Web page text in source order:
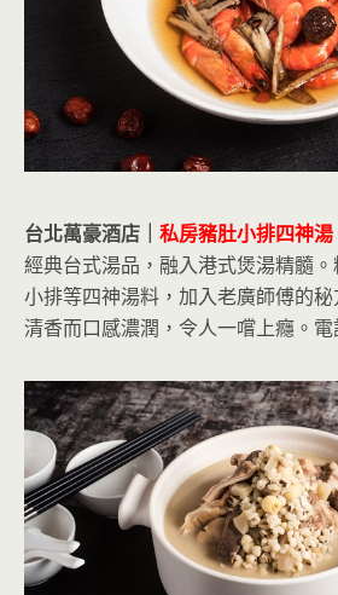
台北萬豪酒店｜ 私房豬肚小排四神湯
經典台式湯品，融入港式煲湯精髓
小排等四神湯料，加入老廣師傅的秘
清香而口感濃潤，令人一嚐上癮。